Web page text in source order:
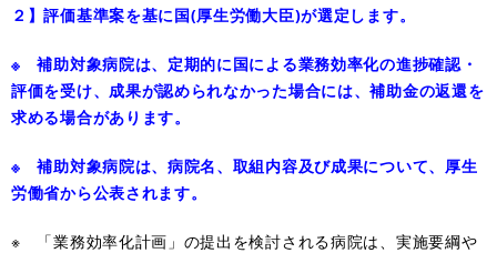
２】評価基準案を基に国(厚生労働大臣)が選定します。
※ 補助対象病院は、定期的に国による業務効率化の進捗確認・
評価を受け、成果が認められなかった場合には、補助金の返還を
求める場合があります。
※ 補助対象病院は、病院名、取組内容及び成果について、厚生
労働省から公表されます。
※ 「業務効率化計画」の提出を検討される病院は、実施要綱や